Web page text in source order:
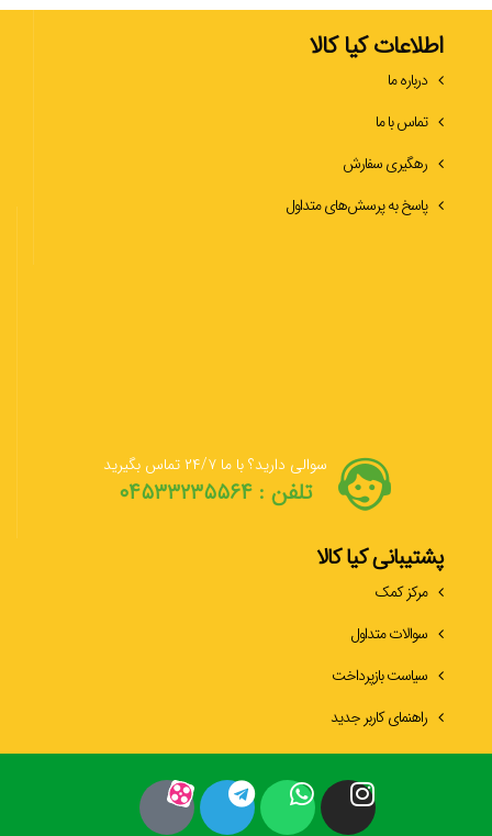
اطلاعات کیا کالا
درباره ما
تماس با ما
رهگیری سفارش
پاسخ به پرسش‌های متداول
سوالی دارید؟ با ما ۲۴/۷ تماس بگیرید
تلفن : ۰۴۵۳۳۲۳۵۵۶۴
پشتیبانی کیا کالا
مرکز کمک
سوالات متداول
سیاست بازپرداخت
راهنمای کاربر جدید